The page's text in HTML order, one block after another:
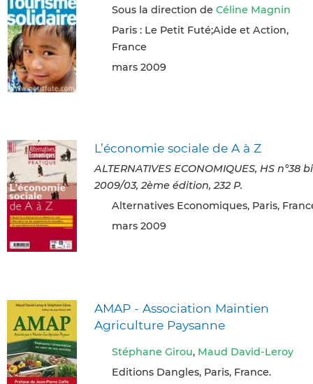
Sous la direction de Céline Magnin
Paris : Le Petit Futé;Aide et Action,
France
mars 2009
L’économie sociale de A à Z
ALTERNATIVES ECONOMIQUES, HS n°38
2009/03, 2ème édition, 232 P.
Alternatives Economiques, Paris,
mars 2009
AMAP - Association Maintien
Agriculture Paysanne
Stéphane Girou, Maud David-Leroy
Editions Dangles, Paris, France.